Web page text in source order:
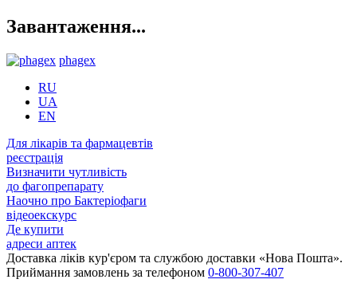
Завантаження...
phagex
RU
UA
EN
Для лікарів та фармацевтів
реєстрація
Визначити чутливість
до фагопрепарату
Наочно про Бактеріофаги
відеоекскурс
Де купити
адреси аптек
Доставка ліків кур'єром та службою доставки «Нова Пошта».
Приймання замовлень за телефоном 0-800-307-407